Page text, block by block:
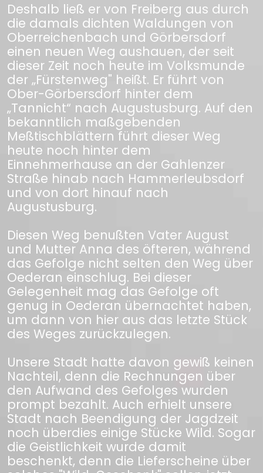
Deshalb ließ er von Freiberg aus durch
die damals dichten Waldungen von
Oberreichenbach und Görbersdorf
einen neuen Weg aushauen, der seit
dieser Zeit noch heute im Volksmunde
der „Fürstenweg" heißt. Er führt von
Ober-Görbersdorf hinter dem
„Tannicht“ nach Augustusburg. Auf den
bekanntlich maßgebenden
Meßtischblättern führt dieser Weg
heute noch hinter dem
Einnehmerhause an der Gahlenzer
Straße hinab nach Hammerleubsdorf
und von dort hinauf nach
Augustusburg.
Diesen Weg benußten Vater August
und Mutter Anna des öfteren, während
das Gefolge nicht selten den Weg über
Oederan einschlug. Bei dieser
Gelegenheit mag das Gefolge oft
genug in Oederan übernachtet haben,
um dann von hier aus das letzte Stück
des Weges zurückzulegen.
Unsere Stadt hatte davon gewiß keinen
Nachteil, denn die Rechnungen über
den Aufwand des Gefolges wurden
prompt bezahlt. Auch erhielt unsere
Stadt nach Beendigung der Jagdzeit
noch überdies einige Stücke Wild. Sogar
die Geistlichkeit wurde damit
beschenkt, denn die Lieferscheine über